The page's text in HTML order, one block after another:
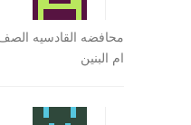
محافضه القادسيه
ام البنين